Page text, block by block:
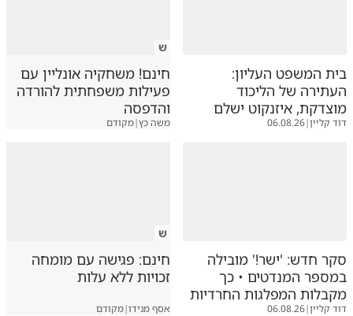
בית המשפט העליון:
העתירה של הליכוד
מוצדקת, איזנקוט ישלם
דוד קליין|
06.08.26
ש
חינם! משחקיה אונליין עם
פעילות משפחתית להורדה
והדפסה
משה כץ|מקודם
סקר חדש: 'ישר!' מובילה
במספר המנדטים • כך
מקבלות המפלגות החרדיות
דוד קליין|
06.08.26
ש
חינם: פגישה עם מומחה
זכויות ללא עלות
אסף מגידו|מקודם